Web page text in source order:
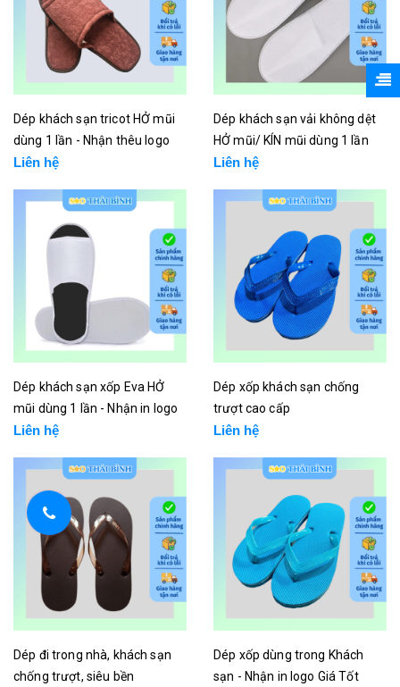
Dép khách sạn tricot HỞ mũi
dùng 1 lần - Nhận thêu logo
Liên hệ
Dép khách sạn vải không dệt
HỞ mũi/ KÍN mũi dùng 1 lần
Liên hệ
Dép khách sạn xốp Eva HỞ
mũi dùng 1 lần - Nhận in logo
Liên hệ
Dép xốp khách sạn chống
trượt cao cấp
Liên hệ
Dép đi trong nhà, khách sạn
chống trượt, siêu bền
Dép xốp dùng trong Khách
sạn - Nhận in logo Giá Tốt